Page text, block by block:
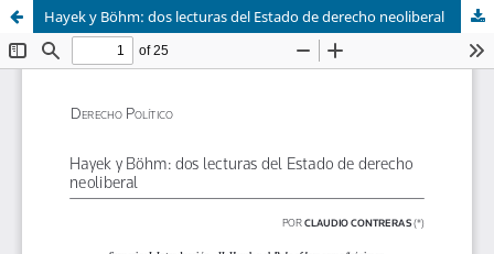
Hayek y Böhm: dos lecturas del Estado de derecho neoliberal